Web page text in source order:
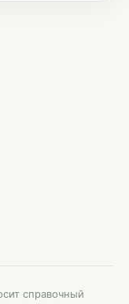
справочный